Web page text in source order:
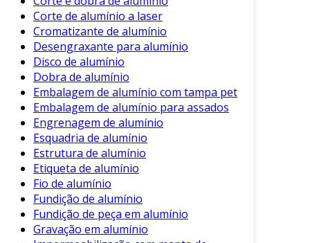
explorar como a reciclagem de alumínio pode
ser integrada ao seu negócio. Não perca a
oportunidade de otimizar seus processos e
aprimorar sua sustentabilidade. Solicite uma
cotação e dê o primeiro passo rumo a um
futuro mais verde e eficiente para sua empresa.
O compromisso com a reciclagem de alumínio é
um investimento no futuro, onde a eficiência, a
qualidade e a responsabilidade ambiental
caminham lado a lado.
Corte de alumínio a laser
Cromatizante de alumínio
Desengraxante para alumínio
Disco de alumínio
Dobra de alumínio
Embalagem de alumínio com tampa pet
Embalagem de alumínio para assados
Engrenagem de alumínio
Esquadria de alumínio
Estrutura de alumínio
Etiqueta de alumínio
Fio de alumínio
Fundição de alumínio
Fundição de peça em alumínio
Gravação em alumínio